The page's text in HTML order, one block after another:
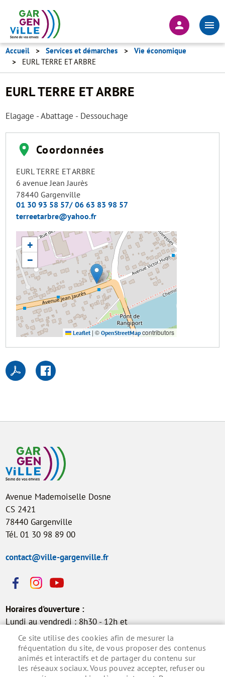
principal
En-
tête
-
Accueil Services et démarches
Vie économique
EURL TERRE ET ARBRE
EURL TERRE ET ARBRE
Elagage - Abattage - Dessouchage
Coordonnées
EURL TERRE ET ARBRE
6 avenue Jean Jaurès
78440 Gargenville
01 30 93 58 57/ 06 63 83 98 57
terreetarbre@yahoo.fr
+
−
Leaflet | ©OpenStreetMap contributors
Avenue Mademoiselle Dosne
CS 2421
78440 Gargenville
Tél. 01 30 98 89 00
contact@ville-gargenville.fr
Horaires d'ouverture :
Lundi au vendredi : 8h30 - 12h et
13h30 - 17h30
Samedi : 9h - 12h (permanence
état civil)
Ce site utilise des cookies afin de mesurer la
fréquentation du site, de vous proposer des contenus
animés et interactifs et de partager du contenu sur
les réseaux sociaux. Vous pouvez accepter, refuser ou